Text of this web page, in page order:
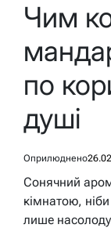
Чим
по
душі
Оприлюднено
Сонячний
кімнатою,
лише